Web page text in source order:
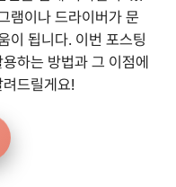
램이나 드라이버가 문
이 됩니다. 이번 포스팅
하는 방법과 그 이점에
드릴게요!